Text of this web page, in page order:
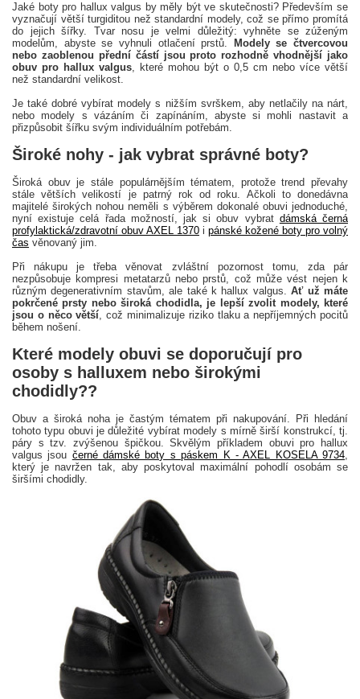
Jaké boty pro hallux valgus by měly být ve skutečnosti? Především se
vyznačují větší turgiditou než standardní modely, což se přímo promítá
do jejich šířky. Tvar nosu je velmi důležitý: vyhněte se zúženým
modelům, abyste se vyhnuli otlačení prstů.
Modely se čtvercovou
nebo zaoblenou přední částí jsou proto rozhodně vhodnější jako
obuv pro hallux valgus, které mohou být o 0,5 cm nebo více větší
než standardní velikost.
Je také dobré vybírat modely s nižším svrškem, aby netlačily na nárt,
nebo modely s vázáním či zapínáním, abyste si mohli nastavit a
přizpůsobit šířku svým individuálním potřebám.
Široké nohy - jak vybrat správné boty?
Široká obuv je stále populárnějším tématem, protože trend převahy
stále větších velikostí je patrný rok od roku. Ačkoli to donedávna
majitelé širokých nohou neměli s výběrem dokonalé obuvi jednoduché,
nyní existuje celá řada možností, jak si obuv vybrat dámská černá
profylaktická/zdravotní obuv AXEL 1370 i pánské kožené boty pro volný
čas věnovaný jim.
Při nákupu je třeba věnovat zvláštní pozornost tomu, zda pár
nezpůsobuje kompresi metatarzů nebo prstů, což může vést nejen k
různým degenerativním stavům, ale také k hallux valgus.Ať už máte
pokrčené prsty nebo široká chodidla, je lepší zvolit modely, které
jsou o něco větší, což minimalizuje riziko tlaku a nepříjemných pocitů
během nošení.
Které modely obuvi se doporučují pro
osoby s halluxem nebo širokými
chodidly??
Obuv a široká noha je častým tématem při nakupování. Při hledání
tohoto typu obuvi je důležité vybírat modely s mírně širší konstrukcí, tj.
páry s tzv. zvýšenou špičkou. Skvělým příkladem obuvi pro hallux
valgus jsou černé dámské boty s páskem K - AXEL KOSELA 9734,
který je navržen tak, aby poskytoval maximální pohodlí osobám se
širšími chodidly.